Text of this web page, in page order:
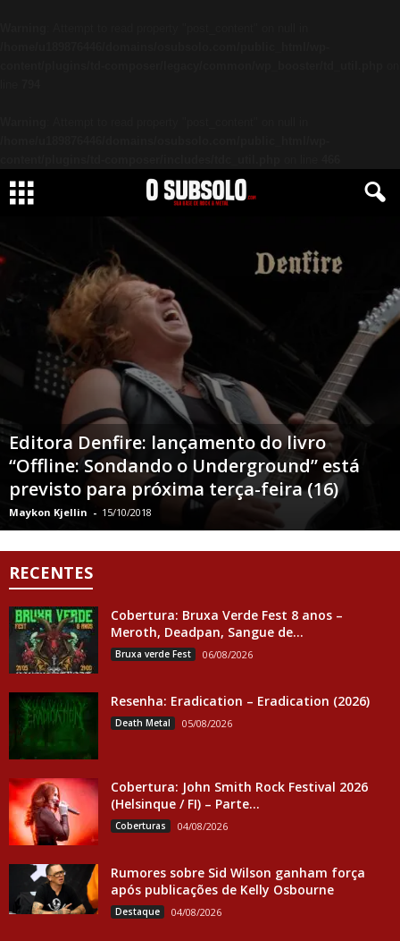
Editora Denfire: lançamento do livro
“Offline: Sondando o Underground” está
previsto para próxima terça-feira (16)
Maykon Kjellin - 15/10/2018
RECENTES
Cobertura: Bruxa Verde Fest 8 anos –
Meroth, Deadpan, Sangue de...
Bruxa verde Fest 06/08/2026
Resenha: Eradication – Eradication (2026)
Death Metal 05/08/2026
Cobertura: John Smith Rock Festival 2026
(Helsinque / FI) – Parte...
Coberturas 04/08/2026
Rumores sobre Sid Wilson ganham força
após publicações de Kelly Osbourne
Destaque 04/08/2026